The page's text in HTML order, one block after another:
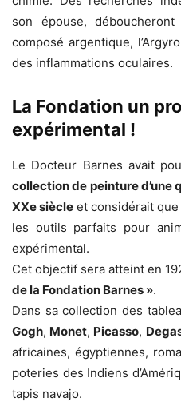
son épouse,
composé argentique,
des inflammations oculaires.
La Fondation un
expérimental !
Le Docteur Barnes avait
collection de peinture d’une
XXe siècle et considérait
les outils parfaits pour
expérimental.
Cet objectif sera atteint en
de la Fondation Barnes ».
Dans sa collection des
Gogh, Monet, Picasso,
africaines, égyptiennes,
poteries des Indiens
tapis navajo.